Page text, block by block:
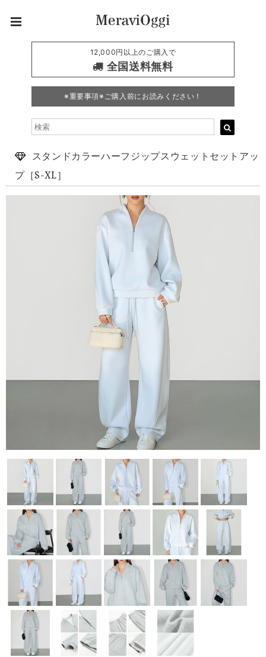
12,000円以上のご購入で
全国送料無料
※重要事項※ご購入前にお読みください！
スタンドカラーハーフジップスウェットセットアッ
プ［S-XL］